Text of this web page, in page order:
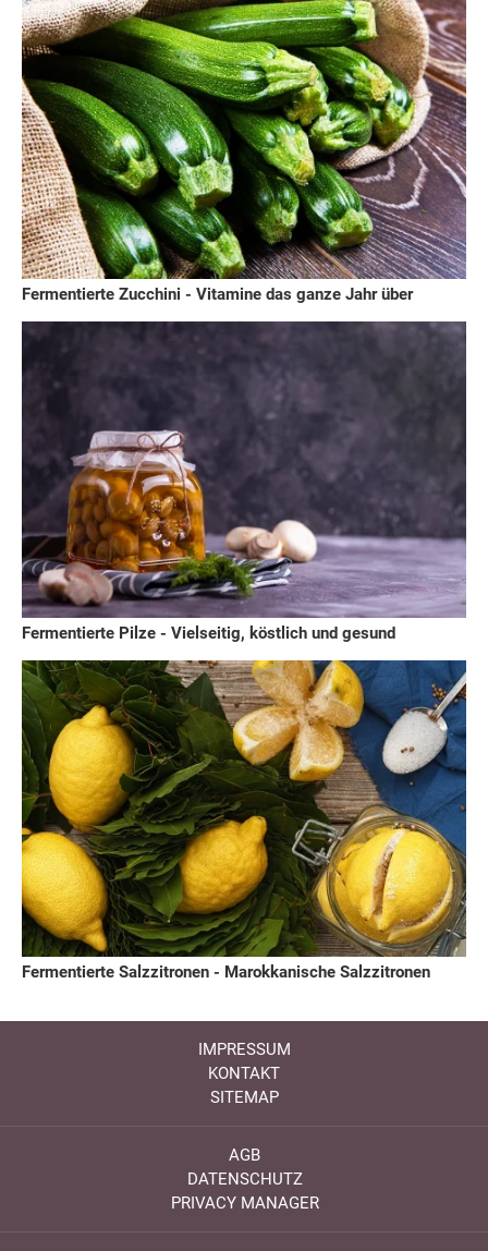
Fermentierte Zucchini - Vitamine das ganze Jahr über
Fermentierte Pilze - Vielseitig, köstlich und gesund
Fermentierte Salzzitronen - Marokkanische Salzzitronen
IMPRESSUM
KONTAKT
SITEMAP
AGB
DATENSCHUTZ
PRIVACY MANAGER